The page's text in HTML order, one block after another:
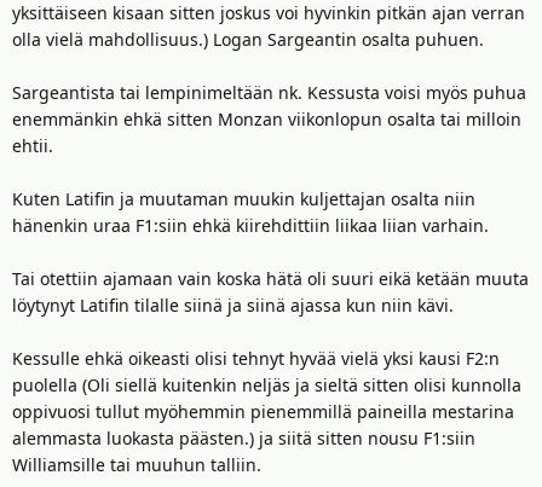
yksittäiseen kisaan sitten joskus voi hyvinkin pitkän ajan verran
olla vielä mahdollisuus.) Logan Sargeantin osalta puhuen.
Sargeantista tai lempinimeltään nk. Kessusta voisi myös puhua
enemmänkin ehkä sitten Monzan viikonlopun osalta tai milloin
ehtii.
Kuten Latifin ja muutaman muukin kuljettajan osalta niin
hänenkin uraa F1:siin ehkä kiirehdittiin liikaa liian varhain.
Tai otettiin ajamaan vain koska hätä oli suuri eikä ketään muuta
löytynyt Latifin tilalle siinä ja siinä ajassa kun niin kävi.
Kessulle ehkä oikeasti olisi tehnyt hyvää vielä yksi kausi F2:n
puolella (Oli siellä kuitenkin neljäs ja sieltä sitten olisi kunnolla
oppivuosi tullut myöhemmin pienemmillä paineilla mestarina
alemmasta luokasta päästen.) ja siitä sitten nousu F1:siin
Williamsille tai muuhun talliin.